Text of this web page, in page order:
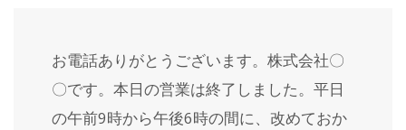
お電話ありがとうございます。株式会社〇
〇です。本日の営業は終了しました。平日
の午前9時から午後6時の間に、改めておか